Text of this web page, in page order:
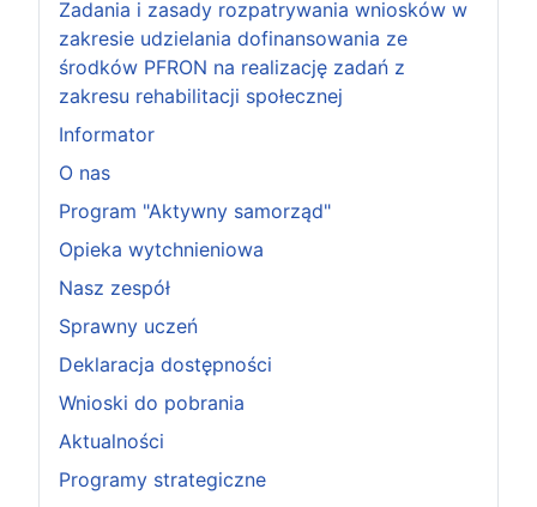
Zadania i zasady rozpatrywania wniosków w
zakresie udzielania dofinansowania ze
środków PFRON na realizację zadań z
zakresu rehabilitacji społecznej
Informator
O nas
Program "Aktywny samorząd"
Opieka wytchnieniowa
Nasz zespół
Sprawny uczeń
Deklaracja dostępności
Wnioski do pobrania
Aktualności
Programy strategiczne